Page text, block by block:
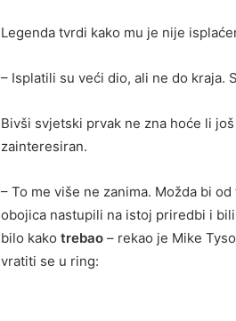
Legenda tvrdi kako mu je nije
– Isplatili su veći dio, ali ne do kraja.
Bivši svjetski prvak ne zna hoće li
zainteresiran.
– To me više ne zanima. Možda bi
obojica nastupili na istoj priredbi i
bilo kako trebao – rekao je Mike
vratiti se u ring: